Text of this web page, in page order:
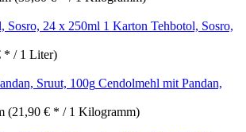
1 Karton Tehbotol, Sosro,
* / 1 Liter)
Cendolmehl mit Pandan,
(21,90 € * / 1 Kilogramm)